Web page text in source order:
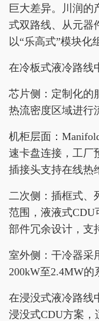
巨大差异。川润的
式双路线、从元器
以“乐高式”模块化
在冷板式液冷路线
芯片侧：定制化的
热流密度区域进行
机柜层面：
速卡盘连接，工厂
插接头支持在线热
二次侧：插框式、
范围，液液式CDU
部件冗余设计，支
室外侧：干冷器采
200kW至2.4MW的
在浸没式液冷路线
浸没式CDU方案，